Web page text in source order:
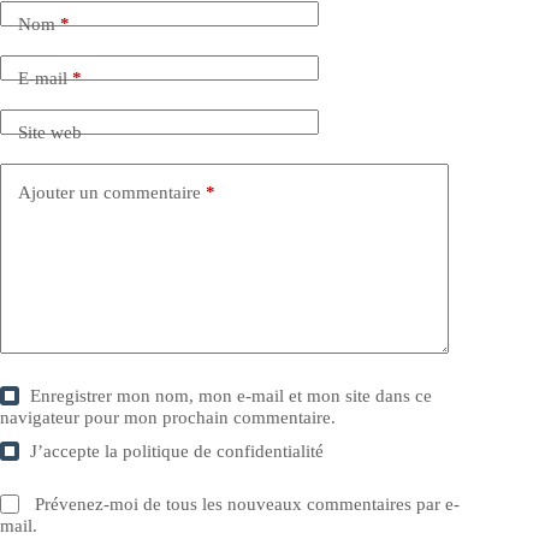
Nom*
E-mail*
Site web
Ajouter un commentaire *
Enregistrer mon nom, mon e-mail et mon site dans ce
navigateur pour mon prochain commentaire.
J’accepte lapolitique de confidentialité
Prévenez-moi de tous les nouveaux commentaires par e-
mail.